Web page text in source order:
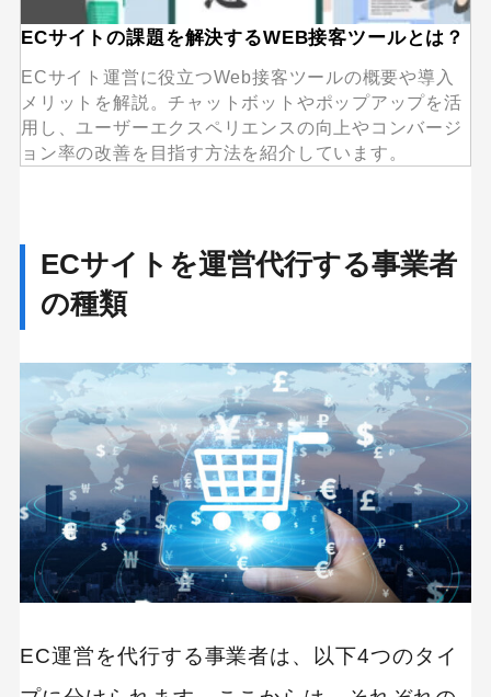
ECサイトの課題を解決するWEB接客ツールとは？
ECサイト運営に役立つWeb接客ツールの概要や導入
メリットを解説。チャットボットやポップアップを活
用し、ユーザーエクスペリエンスの向上やコンバージ
ョン率の改善を目指す方法を紹介しています。
ECサイトを運営代行する事業者
の種類
EC運営を代行する事業者は、以下4つのタイ